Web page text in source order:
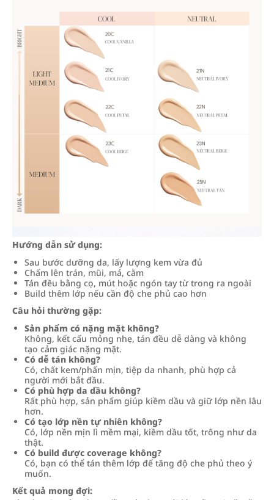
Hướng dẫn sử dụng:
Sau bước dưỡng da, lấy lượng kem vừa đủ
Chấm lên trán, mũi, má, cằm
Tán đều bằng cọ, mút hoặc ngón tay từ trong ra ngoài
Build thêm lớp nếu cần độ che phủ cao hơn
Câu hỏi thường gặp:
Sản phẩm có nặng mặt không?
Không, kết cấu mỏng nhẹ, tán đều dễ dàng và không
tạo cảm giác nặng mặt.
Có dễ tán không?
Có, chất kem/phấn mịn, tiệp da nhanh, phù hợp cả
người mới bắt đầu.
Có phù hợp da dầu không?
Rất phù hợp, sản phẩm giúp kiềm dầu và giữ lớp nền lâu
hơn.
Có tạo lớp nền tự nhiên không?
Có, lớp nền mịn lì mềm mại, kiềm dầu tốt, trông như da
thật.
Có build được coverage không?
Có, bạn có thể tán thêm lớp để tăng độ che phủ theo ý
muốn.
Kết quả mong đợi: